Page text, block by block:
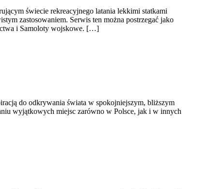
świecie rekreacyjnego latania lekkimi statkami
zastosowaniem. Serwis ten można postrzegać jako
i Samoloty wojskowe. […]
do odkrywania świata w spokojniejszym, bliższym
wyjątkowych miejsc zarówno w Polsce, jak i w innych